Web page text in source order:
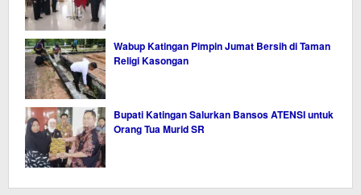
Wabup Katingan Pimpin Jumat Bersih di Taman
Religi Kasongan
Bupati Katingan Salurkan Bansos ATENSI untuk
Orang Tua Murid SR